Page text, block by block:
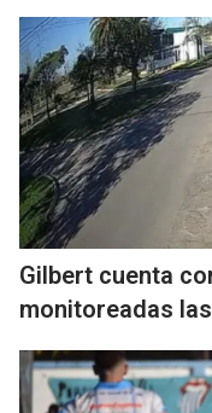
Gilbert cuenta
monitoreadas